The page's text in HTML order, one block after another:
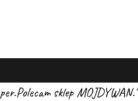
sklep MOJDYWAN."